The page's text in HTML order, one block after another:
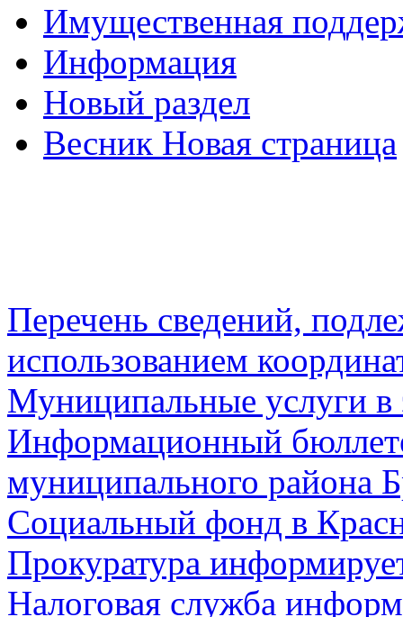
Имущественная
Информация
Новый раздел
Весник Новая страница
Перечень сведений,
использованием
Муниципальные услуги в
Информационный
муниципального района
Социальный фонд в
Прокуратура
Налоговая служба